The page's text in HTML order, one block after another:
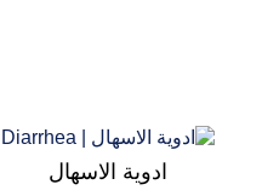
ادوية الاسهال